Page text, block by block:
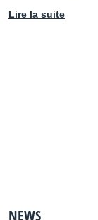
. Profondeur de
Lire la suite
NEWS